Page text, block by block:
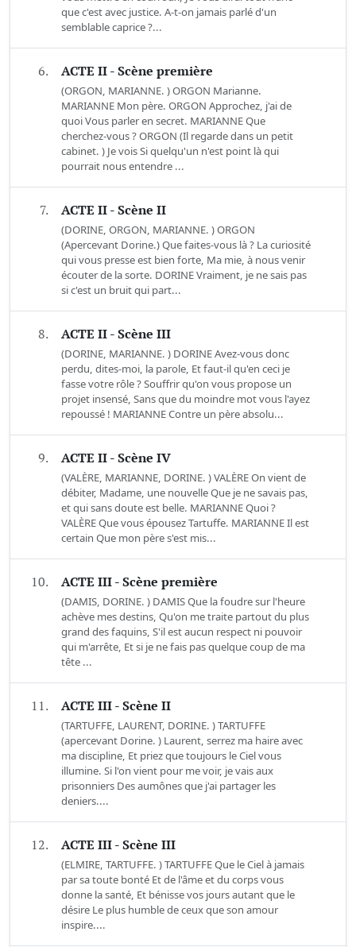
que c'est avec justice. A-t-on jamais parlé d'un
semblable caprice ?...
6. ACTE II - Scène première
(ORGON, MARIANNE. ) ORGON Marianne.
MARIANNE Mon père. ORGON Approchez, j'ai de
quoi Vous parler en secret. MARIANNE Que
cherchez-vous ? ORGON (Il regarde dans un petit
cabinet. ) Je vois Si quelqu'un n'est point là qui
pourrait nous entendre ...
7. ACTE II - Scène II
(DORINE, ORGON, MARIANNE. ) ORGON
(Apercevant Dorine.) Que faites-vous là ? La curiosité
qui vous presse est bien forte, Ma mie, à nous venir
écouter de la sorte. DORINE Vraiment, je ne sais pas
si c'est un bruit qui part...
8. ACTE II - Scène III
(DORINE, MARIANNE. ) DORINE Avez-vous donc
perdu, dites-moi, la parole, Et faut-il qu'en ceci je
fasse votre rôle ? Souffrir qu'on vous propose un
projet insensé, Sans que du moindre mot vous l'ayez
repoussé ! MARIANNE Contre un père absolu...
9. ACTE II - Scène IV
(VALÈRE, MARIANNE, DORINE. ) VALÈRE On vient de
débiter, Madame, une nouvelle Que je ne savais pas,
et qui sans doute est belle. MARIANNE Quoi ?
VALÈRE Que vous épousez Tartuffe. MARIANNE Il est
certain Que mon père s'est mis...
10. ACTE III - Scène première
(DAMIS, DORINE. ) DAMIS Que la foudre sur l'heure
achève mes destins, Qu'on me traite partout du plus
grand des faquins, S'il est aucun respect ni pouvoir
qui m'arrête, Et si je ne fais pas quelque coup de ma
tête ...
11. ACTE III - Scène II
(TARTUFFE, LAURENT, DORINE. ) TARTUFFE
(apercevant Dorine. ) Laurent, serrez ma haire avec
ma discipline, Et priez que toujours le Ciel vous
illumine. Si l'on vient pour me voir, je vais aux
prisonniers Des aumônes que j'ai partager les
deniers....
12. ACTE III - Scène III
(ELMIRE, TARTUFFE. ) TARTUFFE Que le Ciel à jamais
par sa toute bonté Et de l'âme et du corps vous
donne la santé, Et bénisse vos jours autant que le
désire Le plus humble de ceux que son amour
inspire....